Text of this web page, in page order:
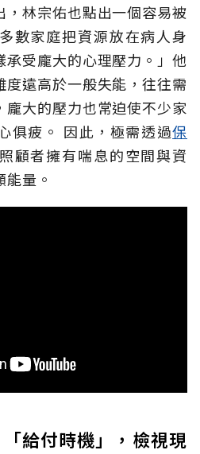
，林宗佑也點出一個容易被
數家庭把資源放在病人身
承受龐大的心理壓力。」他
遠高於一般失能，往往需
大的壓力也常迫使不少家
俱疲。 因此，極需透過保
顧者擁有喘息的空間與資
量。
給付時機」，檢視現